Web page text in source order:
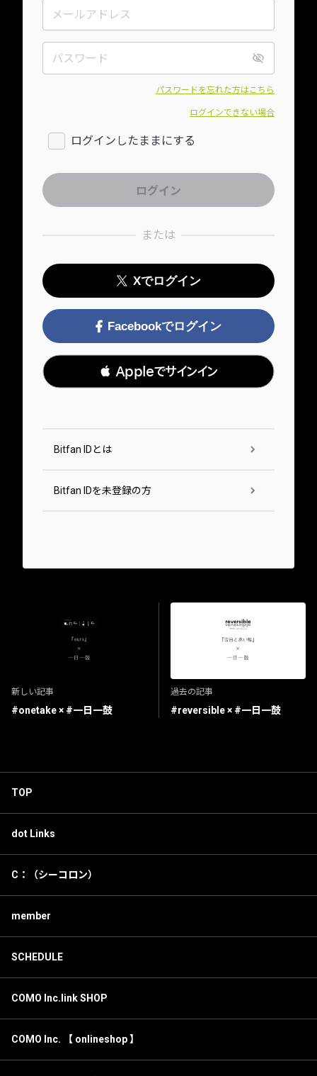
パスワードを忘れた方はこちら
ログインできない場合
ログインしたままにする
または
Xでログイン
Facebookでログイン
 Appleでサインイン
Bitfan IDとは
Bitfan IDを未登録の方
新しい記事
#onetake × #一日一鼓
過去の記事
#reversible × #一日一鼓
TOP
dot Links
C：（シーコロン）
member
SCHEDULE
COMO Inc.link SHOP
COMO Inc. 【 onlineshop 】